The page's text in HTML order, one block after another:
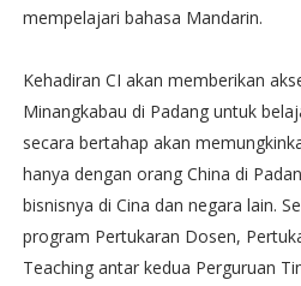
mempelajari bahasa Mandarin.
Kehadiran CI akan memberikan
Minangkabau di Padang untuk
secara bertahap akan
hanya dengan orang China di
bisnisnya di Cina dan negara lain.
program Pertukaran Dosen,
Teaching antar kedua Perguruan